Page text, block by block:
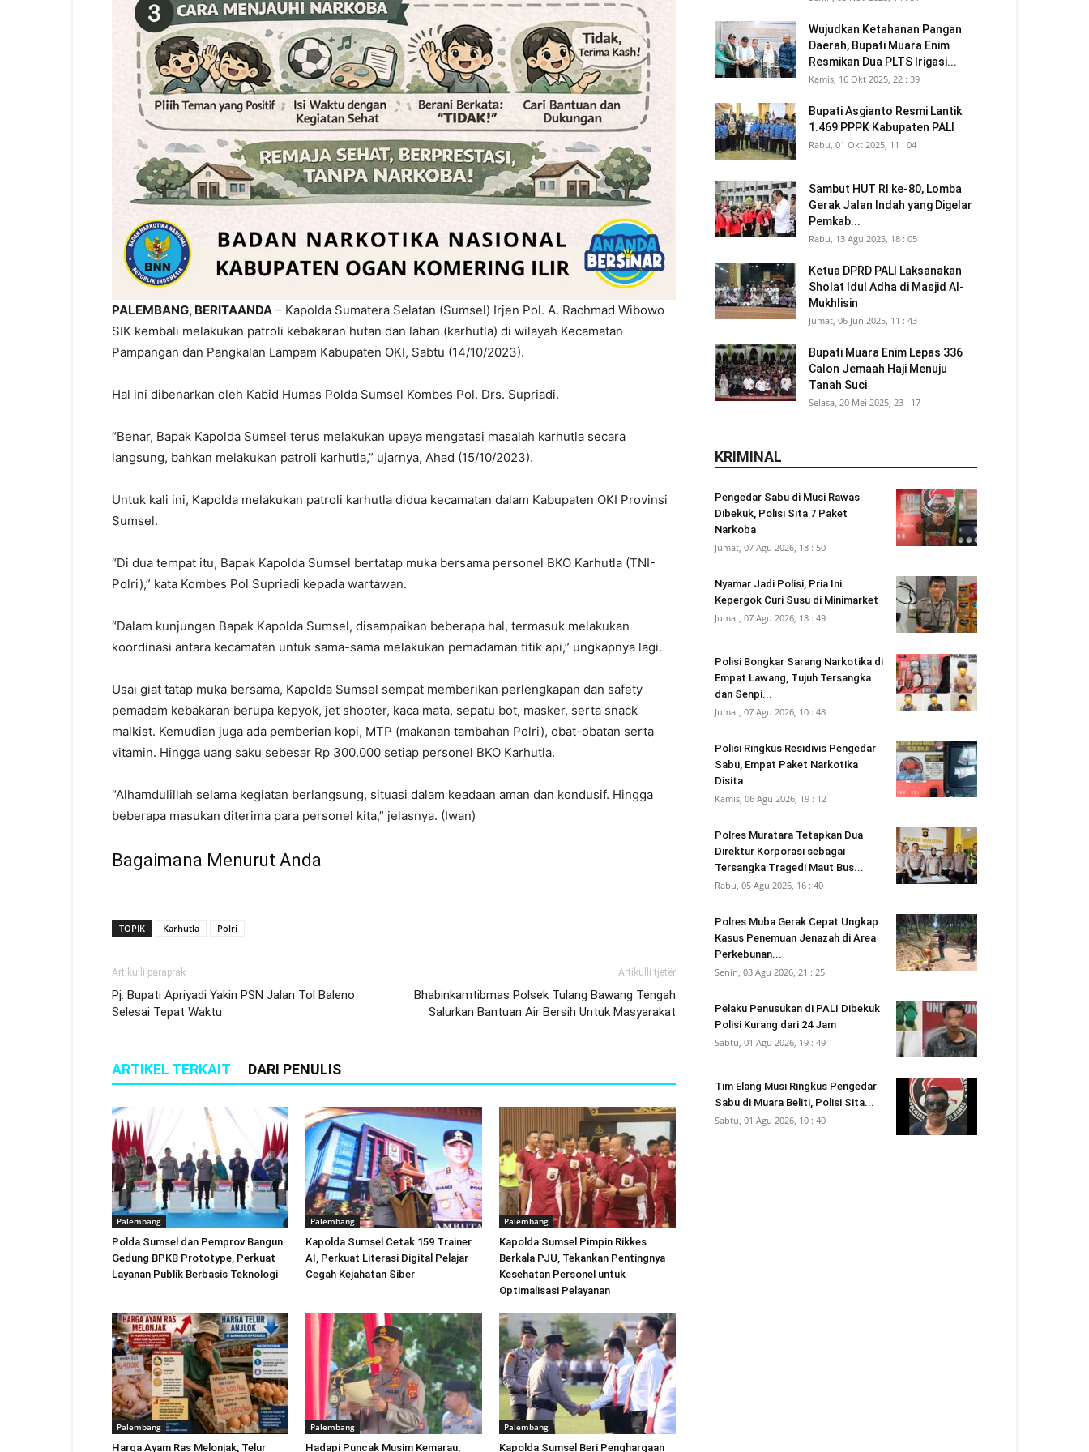
PALEMBANG, BERITAANDA – Kapolda Sumatera Selatan (Sumsel) Irjen Pol. A. Rachmad Wibowo
SIK kembali melakukan patroli kebakaran hutan dan lahan (karhutla) di wilayah Kecamatan
Pampangan dan Pangkalan Lampam Kabupaten OKI, Sabtu (14/10/2023).
Hal ini dibenarkan oleh Kabid Humas Polda Sumsel Kombes Pol. Drs. Supriadi.
“Benar, Bapak Kapolda Sumsel terus melakukan upaya mengatasi masalah karhutla secara
langsung, bahkan melakukan patroli karhutla,” ujarnya, Ahad (15/10/2023).
Untuk kali ini, Kapolda melakukan patroli karhutla didua kecamatan dalam Kabupaten OKI Provinsi
Sumsel.
“Di dua tempat itu, Bapak Kapolda Sumsel bertatap muka bersama personel BKO Karhutla (TNI-
Polri),” kata Kombes Pol Supriadi kepada wartawan.
“Dalam kunjungan Bapak Kapolda Sumsel, disampaikan beberapa hal, termasuk melakukan
koordinasi antara kecamatan untuk sama-sama melakukan pemadaman titik api,” ungkapnya lagi.
Usai giat tatap muka bersama, Kapolda Sumsel sempat memberikan perlengkapan dan safety
pemadam kebakaran berupa kepyok, jet shooter, kaca mata, sepatu bot, masker, serta snack
malkist. Kemudian juga ada pemberian kopi, MTP (makanan tambahan Polri), obat-obatan serta
vitamin. Hingga uang saku sebesar Rp 300.000 setiap personel BKO Karhutla.
“Alhamdulillah selama kegiatan berlangsung, situasi dalam keadaan aman dan kondusif. Hingga
beberapa masukan diterima para personel kita,” jelasnya. (Iwan)
Bagaimana Menurut Anda
TOPIK Karhutla Polri
Artikulli paraprak
Pj. Bupati Apriyadi Yakin PSN Jalan Tol Baleno
Selesai Tepat Waktu
Artikulli tjetër
Bhabinkamtibmas Polsek Tulang Bawang Tengah
Salurkan Bantuan Air Bersih Untuk Masyarakat
ARTIKEL TERKAIT DARI PENULIS
Palembang
Polda Sumsel dan Pemprov Bangun
Gedung BPKB Prototype, Perkuat
Layanan Publik Berbasis Teknologi
Palembang
Kapolda Sumsel Cetak 159 Trainer
AI, Perkuat Literasi Digital Pelajar
Cegah Kejahatan Siber
Palembang
Kapolda Sumsel Pimpin Rikkes
Berkala PJU, Tekankan Pentingnya
Kesehatan Personel untuk
Optimalisasi Pelayanan
Palembang
Harga Ayam Ras Melonjak, Telur
Palembang
Hadapi Puncak Musim Kemarau,
Palembang
Kapolda Sumsel Beri Penghargaan
Wujudkan Ketahanan Pangan
Daerah, Bupati Muara Enim
Resmikan Dua PLTS Irigasi...
Kamis, 16 Okt 2025, 22 : 39
Bupati Asgianto Resmi Lantik
1.469 PPPK Kabupaten PALI
Rabu, 01 Okt 2025, 11 : 04
Sambut HUT RI ke-80, Lomba
Gerak Jalan Indah yang Digelar
Pemkab...
Rabu, 13 Agu 2025, 18 : 05
Ketua DPRD PALI Laksanakan
Sholat Idul Adha di Masjid Al-
Mukhlisin
Jumat, 06 Jun 2025, 11 : 43
Bupati Muara Enim Lepas 336
Calon Jemaah Haji Menuju
Tanah Suci
Selasa, 20 Mei 2025, 23 : 17
KRIMINAL
Pengedar Sabu di Musi Rawas
Dibekuk, Polisi Sita 7 Paket
Narkoba
Jumat, 07 Agu 2026, 18 : 50
Nyamar Jadi Polisi, Pria Ini
Kepergok Curi Susu di Minimarket
Jumat, 07 Agu 2026, 18 : 49
Polisi Bongkar Sarang Narkotika di
Empat Lawang, Tujuh Tersangka
dan Senpi...
Jumat, 07 Agu 2026, 10 : 48
Polisi Ringkus Residivis Pengedar
Sabu, Empat Paket Narkotika
Disita
Kamis, 06 Agu 2026, 19 : 12
Polres Muratara Tetapkan Dua
Direktur Korporasi sebagai
Tersangka Tragedi Maut Bus...
Rabu, 05 Agu 2026, 16 : 40
Polres Muba Gerak Cepat Ungkap
Kasus Penemuan Jenazah di Area
Perkebunan...
Senin, 03 Agu 2026, 21 : 25
Pelaku Penusukan di PALI Dibekuk
Polisi Kurang dari 24 Jam
Sabtu, 01 Agu 2026, 19 : 49
Tim Elang Musi Ringkus Pengedar
Sabu di Muara Beliti, Polisi Sita...
Sabtu, 01 Agu 2026, 10 : 40